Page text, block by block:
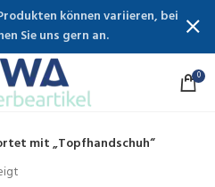
0
mit „Topfhandschuh“
können variieren, bei
Sie uns gern an.